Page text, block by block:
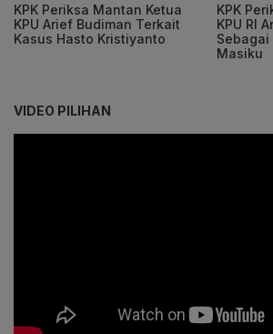
KPK Periksa Mantan Ketua
KPU Arief Budiman Terkait
Kasus Hasto Kristiyanto
KPK
KPU RI
Sebagai
Masiku
VIDEO PILIHAN